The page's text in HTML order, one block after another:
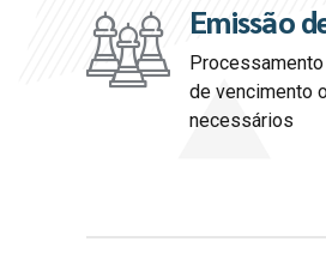
Emissão
de vencimento
necessários